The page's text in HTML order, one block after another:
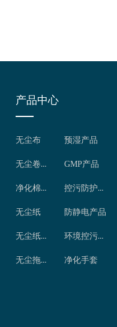
Clean Gloves
产品中心
无尘布
无尘卷布
净化棉签
无尘纸
无尘纸卷
无尘拖把
预湿产品
GMP产品
控污防护用品
防静电产品
环境控污产品
净化手套